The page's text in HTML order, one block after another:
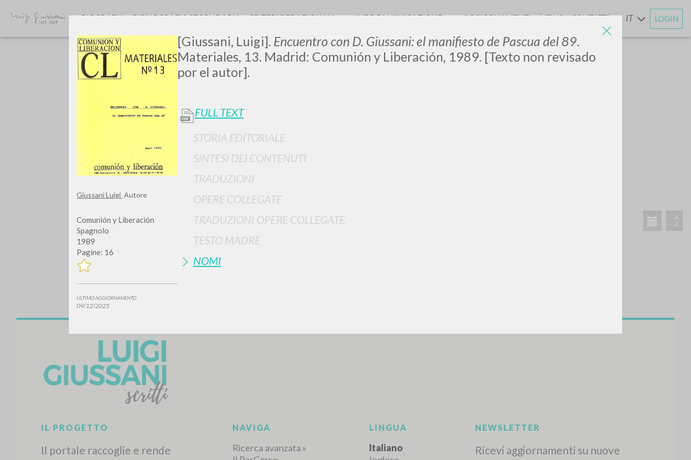
Giussani Luigi Autore
Comunión y Liberación
Spagnolo
1989
Pagine: 16
ULTIMO AGGIORNAMENTO
09/12/2025
[Giussani, Luigi]. Encuentro con D. Giussani: el manifiesto de Pascua del 89.
Materiales, 13. Madrid: Comunión y Liberación, 1989. [Texto non revisado
por el autor].
FULL TEXT
STORIA EDITORIALE
SINTESI DEI CONTENUTI
TRADUZIONI
OPERE COLLEGATE
TRADUZIONI OPERE COLLEGATE
TESTO MADRE
NOMI
LUIGI
GIUSSANI
BIOGRAFIA BIBLIOGRAFIA SECONDARIA CRITERI REDAZIONALI INFO DI NAVIGAZIONE AGGIORNAMENTIENEWS CONTATTI IT LOGIN
Vuoi risultati ancora più precisi? Utilizza laRICERCA AVANZATA »
TIPOLOGIA OPERA